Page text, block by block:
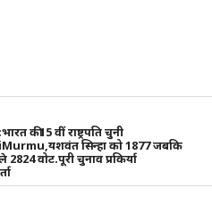
की15 वीं राष्ट्रपति चुनी
सिन्हा को 1877 जबकि
2824 वोट.पूरी चुनाव प्रकिर्या